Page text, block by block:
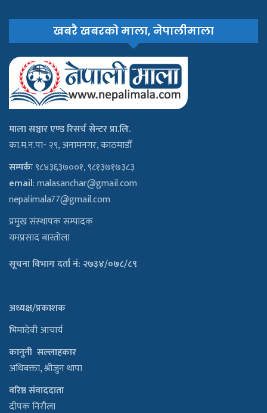
खबरै खबरको माला, नेपालीमाला
माला सञ्चार एण्ड रिसर्च सेन्टर प्रा.लि.
का.म.न.पा- २९, अनामनगर, काठमाडौँ
सम्पर्कः९८४३६३७००१, ९८१३७१७३८३
email:malasanchar@gmail.com
nepalimala77@gmail.com
प्रमुख संस्थापक सम्पादक
यमप्रसाद बास्तोला
सूचना विभाग दर्ता नं: २७३४/०७८/८९
अध्यक्ष/प्रकाशक
भिमादेवी आचार्य
कानुनी सल्लाहकार
अधिबक्ता, श्रीजुन थापा
वरिष्ठ संवाददाता
दीपक निरौला